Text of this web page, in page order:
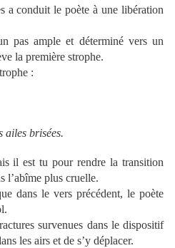
a conduit le poète à une libération
pas ample et déterminé vers un
la première strophe.
:
ailes brisées.
il est tu pour rendre la transition
l’abîme plus cruelle.
dans le vers précédent, le poète
survenues dans le dispositif
les airs et de s’y déplacer.